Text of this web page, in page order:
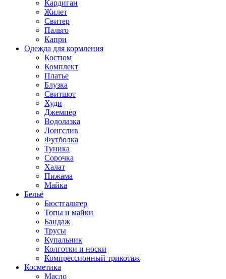
Кардиган
Жилет
Свитер
Пальто
Капри
Одежда для кормления
Костюм
Комплект
Платье
Блузка
Свитшот
Худи
Джемпер
Водолазка
Лонгслив
Футболка
Туника
Сорочка
Халат
Пижама
Майка
Бельё
Бюстгальтер
Топы и майки
Бандаж
Трусы
Купальник
Колготки и носки
Компрессионный трикотаж
Косметика
Масло